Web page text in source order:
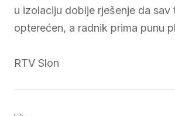
u izolaciju dobije rješenje da
opterećen, a radnik prima punu
RTV Slon